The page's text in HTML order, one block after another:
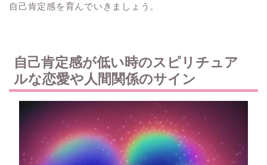
自己肯定感を育んでいきましょう。
自己肯定感が低い時のスピリチュア
ルな恋愛や人間関係のサイン